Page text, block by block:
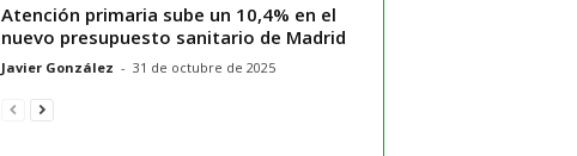
Atención primaria sube un 10,4% en el
nuevo presupuesto sanitario de Madrid
Javier González - 31 de octubre de 2025